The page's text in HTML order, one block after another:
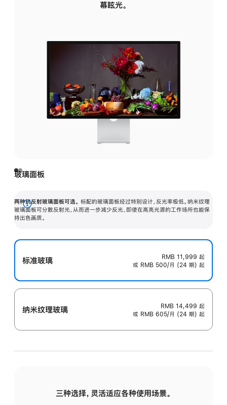
幕眩光。
玻璃面板
两种抗反射玻璃面板可选。 标配的玻璃面板经过特别设计，反光率极低。纳米纹理
玻璃面板可分散反射光，从而进一步减少反光，即使在高亮光源的工作场所也能保
持出色画质。
展
开
标准玻璃 RMB 11,999 起
或 RMB 500/月 (24 期) 起
纳米纹理玻璃 RMB 14,499 起
或 RMB 605/月 (24 期) 起
三种选择，灵活适应各种使用场景。